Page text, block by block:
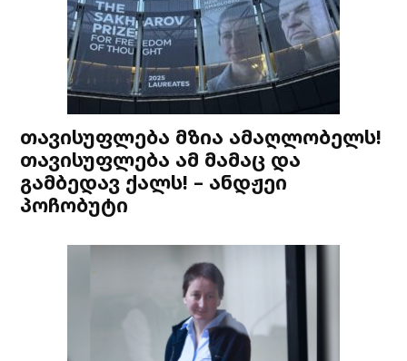
თავისუფლება მზია ამაღლობელს!
თავისუფლება ამ მამაც და
გამბედავ ქალს! – ანდჟეი
პოჩობუტი